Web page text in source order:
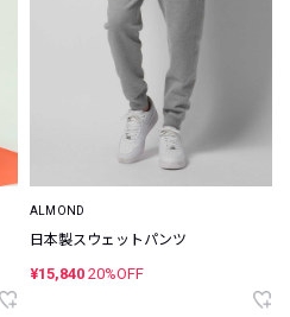
ALMOND
日本製スウェットパンツ
¥15,840 20%OFF